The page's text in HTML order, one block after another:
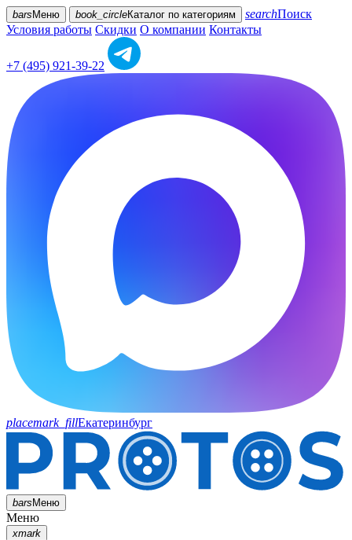
bars Меню book_circleКаталог по категориям searchПоиск
Условия работы Скидки О компании Контакты
+7 (495) 921-39-22
placemark_fillЕкатеринбург
barsМеню
Меню
xmark